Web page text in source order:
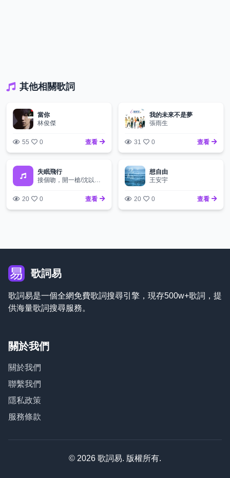
其他相關歌詞
當你
林俊傑
55 0 查看
我的未來不是夢
張雨生
31 0 查看
失眠飛行
20 0 查看
想自由
王安宇
20 0 查看
歌詞易
歌詞易是一個全網免費歌詞搜尋引擎，現存500w+歌詞，提
供海量歌詞搜尋服務。
關於我們
關於我們
聯繫我們
隱私政策
服務條款
© 2026 歌詞易. 版權所有.